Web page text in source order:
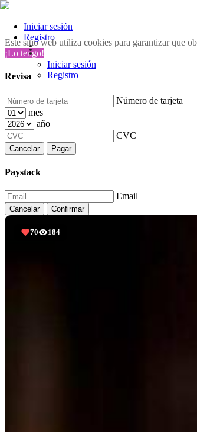
Este sitio web utiliza cookies para garantizar que
¡Lo tengo!
Revisa
Número de tarjeta
mes
año
CVC
Cancelar Pagar
Paystack
Email
Cancelar Confirmar
Iniciar sesión
Registro
Iniciar sesión
Registro
70 184